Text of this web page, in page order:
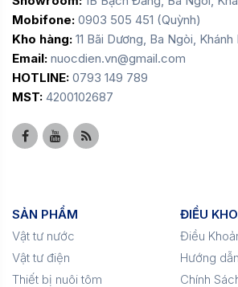
Mobifone: 0903 505 451 (Quỳnh)
Kho hàng: 11 Bãi Dương, Ba Ngòi, Khánh
Email: nuocdien.vn@gmail.com
HOTLINE: 0793 149 789
MST: 4200102687
SẢN PHẨM
Vật tư nước
Vật tư điện
Thiết bị nuôi tôm
ĐIỀU
Điều
Hướng
Chính